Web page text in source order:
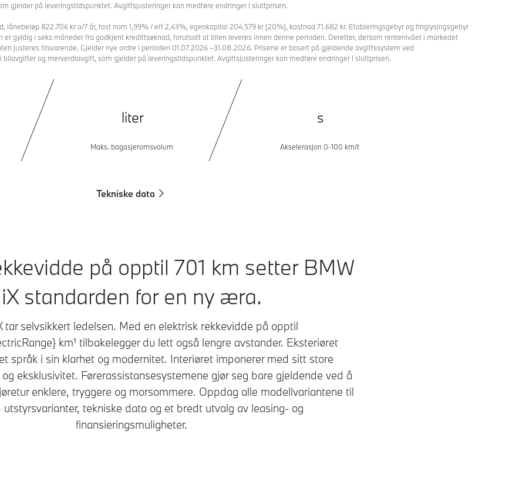
gjelder på leveringstidspunktet. Avgiftsjusteringer kan medføre endringer i sluttprisen.
lånebeløp 822.706 kr o/7 år, fast nom 1,99% / eff 2,43%, egenkapital 204.579 kr (20%), kostnad 71.682 kr. Etableringsgebyr og tinglysingsgebyr
er gyldig i seks måneder fra godkjent kredittsøknad, forutsatt at bilen leveres innen denne perioden. Deretter, dersom rentenivået i markedet
justeres tilsvarende. Gjelder nye ordre i perioden 01.07.2026 –31.08.2026. Prisene er basert på gjeldende avgiftssystem ved
og merverdiavgift, som gjelder på leveringstidspunktet. Avgiftsjusteringer kan medføre endringer i sluttprisen.
liter s
Maks. bagasjeromsvolum Akselerasjon 0-100 km/t
Tekniske data
på opptil 701 km setter BMW
iX standarden for en ny æra.
tar selvsikkert ledelsen. Med en elektrisk rekkevidde på opptil
km¹ tilbakelegger du lett også lengre avstander. Eksteriøret
språk i sin klarhet og modernitet. Interiøret imponerer med sitt store
eksklusivitet. Førerassistansesystemene gjør seg bare gjeldende ved å
enklere, tryggere og morsommere. Oppdag alle modellvariantene til
utstyrsvarianter, tekniske data og et bredt utvalg av leasing- og
finansieringsmuligheter.